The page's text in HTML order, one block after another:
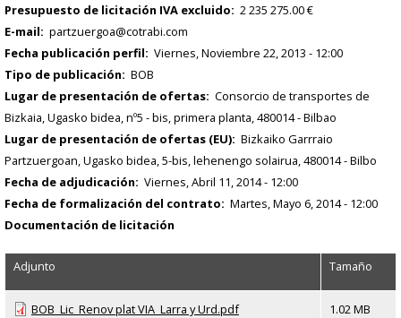
Presupuesto de licitación IVA excluido
2 235 275.00 €
E-mail
partzuergoa@cotrabi.com
Fecha publicación perfil
Viernes, Noviembre 22, 2013 - 12:00
Tipo de publicación
BOB
Lugar de presentación de ofertas Consorcio de transportes de
Bizkaia, Ugasko bidea, nº5 - bis, primera planta, 480014 - Bilbao
Lugar de presentación de ofertas (EU) Bizkaiko Garrraio
Partzuergoan, Ugasko bidea, 5-bis, lehenengo solairua, 480014 - Bilbo
Fecha de adjudicación
Viernes, Abril 11, 2014 - 12:00
Fecha de formalización del contrato
Martes, Mayo 6, 2014 - 12:00
Documentación de licitación
Adjunto Tamaño
BOB_Lic_Renov plat VIA_Larra y Urd.pdf 1.02 MB